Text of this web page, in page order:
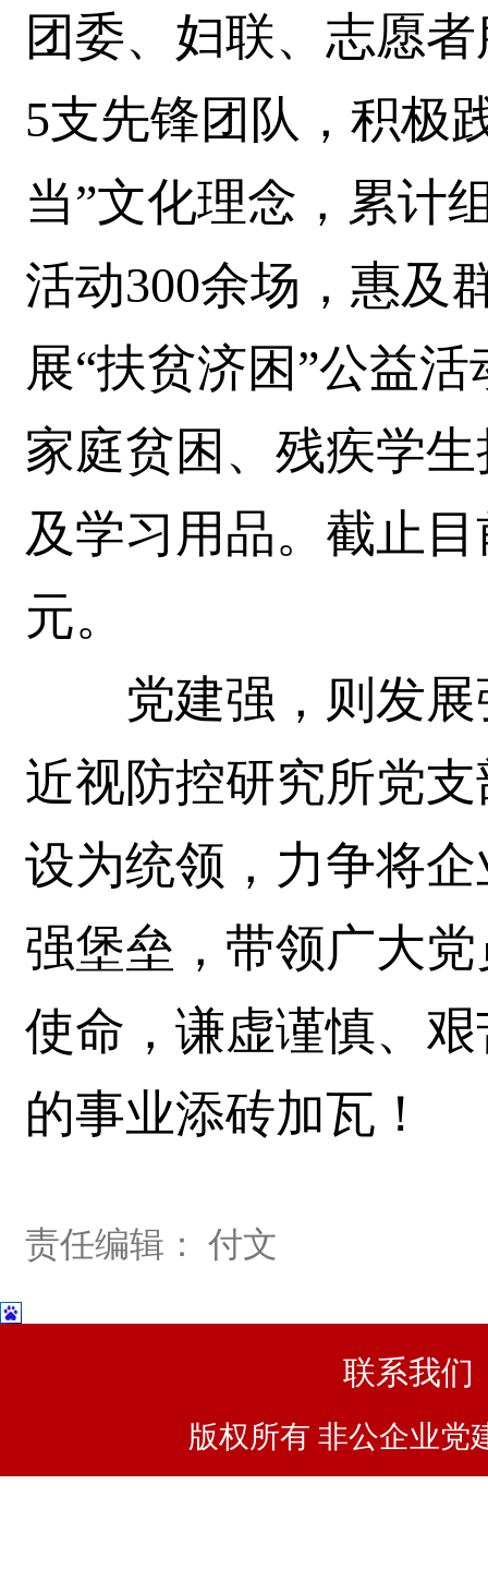
团委、妇联、志愿
5支先锋团队，积极
当”文化理念，累计
活动300余场，惠及
展“扶贫济困”公益
家庭贫困、残疾学
及学习用品。截止
元。
党建强，则发展
近视防控研究所党
设为统领，力争将
强堡垒，带领广大
使命，谦虚谨慎、
的事业添砖加瓦！
责任编辑： 付文
联系我们
版权所有 非公企业党